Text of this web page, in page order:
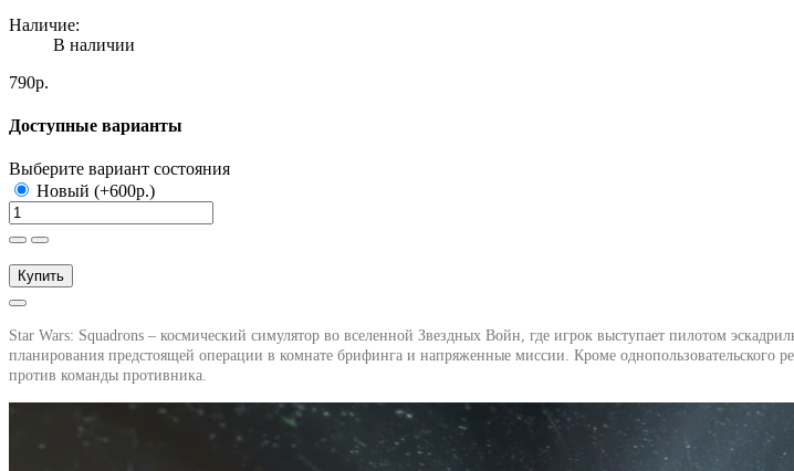
Наличие:
В наличии
790р.
Доступные варианты
Выберите вариант состояния
Новый (+600р.)
Купить
Star Wars: Squadrons – космический симулятор во вселенной Звездных Войн, где игрок выступает пилотом
планирования предстоящей операции в комнате брифинга и напряженные миссии. Кроме однопользовательского
против команды противника.